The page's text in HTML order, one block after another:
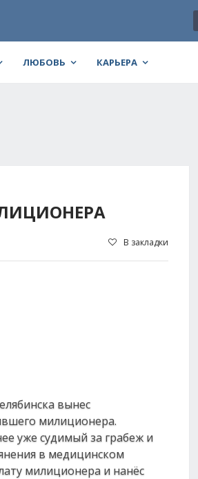
ЛЮБОВЬ КАРЬЕРА
В закладки
вынес
милиционера.
уже судимый за грабеж и
в медицинском
милиционера и нанёс